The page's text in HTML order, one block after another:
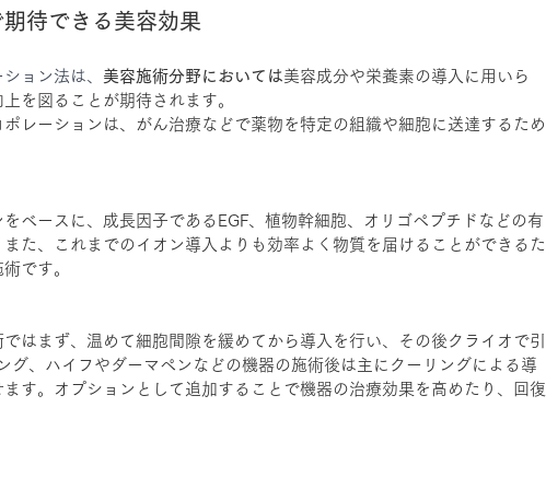
待できる美容効果
ョン法は、 美容施術分野においては美容成分や栄養素の導入に用いら
を図ることが期待されます。
ポレーションは、がん治療などで薬物を特定の組織や細胞に送達するため
ベースに、成長因子であるEGF、植物幹細胞、オリゴペプチドなどの有
た、これまでのイオン導入よりも効率よく物質を届けることができるた
です。
はまず、温めて細胞間隙を緩めてから導入を行い、その後クライオで引
グ、ハイフやダーマペンなどの機器の施術後は主にクーリングによる導
す。オプションとして追加することで機器の治療効果を高めたり、回復